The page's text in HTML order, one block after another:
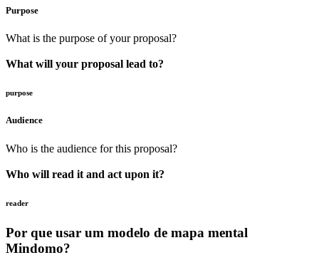
Purpose
What is the purpose of your proposal?
What will your proposal lead to?
purpose
Audience
Who is the audience for this proposal?
Who will read it and act upon it?
reader
Por que usar um modelo de mapa mental
Mindomo?